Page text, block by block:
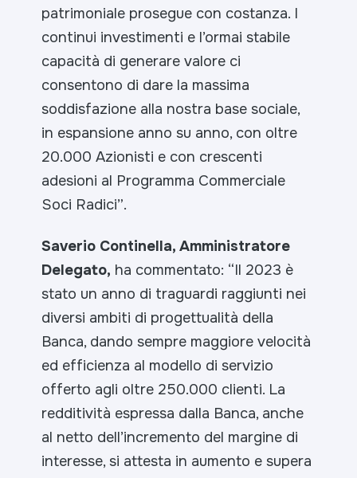
patrimoniale prosegue con costanza. I
continui investimenti e l’ormai stabile
capacità di generare valore ci
consentono di dare la massima
soddisfazione alla nostra base sociale,
in espansione anno su anno, con oltre
20.000 Azionisti e con crescenti
adesioni al Programma Commerciale
Soci Radici”.
Saverio Continella, Amministratore
Delegato, ha commentato: “Il 2023 è
stato un anno di traguardi raggiunti nei
diversi ambiti di progettualità della
Banca, dando sempre maggiore velocità
ed efficienza al modello di servizio
offerto agli oltre 250.000 clienti. La
redditività espressa dalla Banca, anche
al netto dell’incremento del margine di
interesse, si attesta in aumento e supera